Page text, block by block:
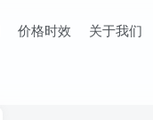
价格时效 关于我们